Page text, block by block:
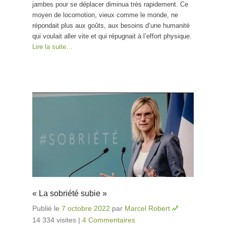
jambes pour se déplacer diminua très rapidement. Ce
moyen de locomotion, vieux comme le monde, ne
répondait plus aux goûts, aux besoins d’une humanité
qui voulait aller vite et qui répugnait à l’effort physique.
Lire la suite…
« La sobriété subie »
Publié le 7 octobre 2022 par Marcel Robert
14 334 visites | 4 Commentaires